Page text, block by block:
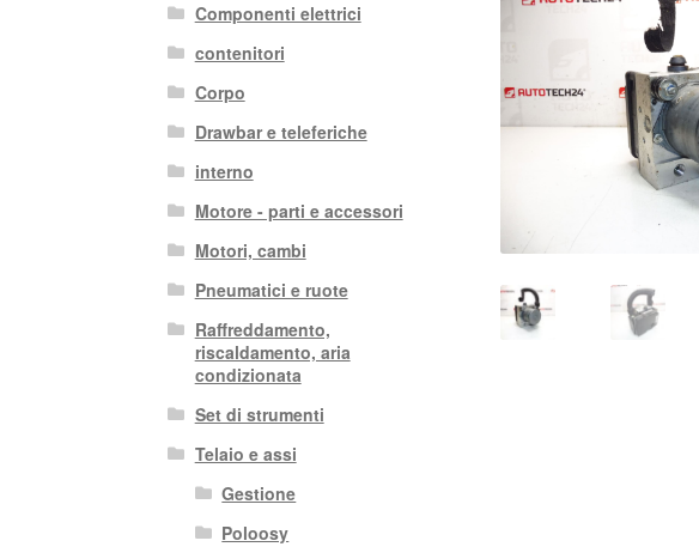
Componenti elettrici
contenitori
Corpo
Drawbar e teleferiche
interno
Motore - parti e accessori
Motori, cambi
Pneumatici e ruote
Raffreddamento,
riscaldamento, aria
condizionata
Set di strumenti
Telaio e assi
Gestione
Poloosy